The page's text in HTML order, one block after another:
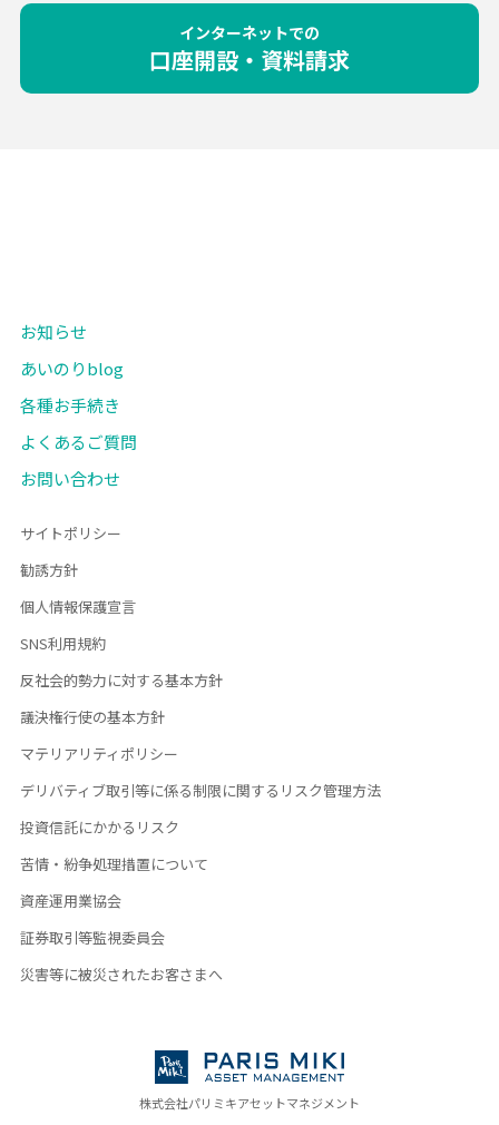
インターネットでの
口座開設・資料請求
お知らせ
あいのりblog
各種お手続き
よくあるご質問
お問い合わせ
サイトポリシー
勧誘方針
個人情報保護宣言
SNS利用規約
反社会的勢力に対する基本方針
議決権行使の基本方針
マテリアリティポリシー
デリバティブ取引等に係る制限に関するリスク管理方法
投資信託にかかるリスク
苦情・紛争処理措置について
資産運用業協会
証券取引等監視委員会
災害等に被災されたお客さまへ
株式会社パリミキアセットマネジメント